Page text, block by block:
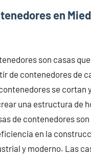
en
son casas
de contenedores de
se cortan
una estructura de
de contenedores
en la
y moderno. Las